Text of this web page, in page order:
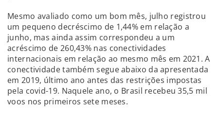
Mesmo avaliado como um bom mês, julho registrou
um pequeno decréscimo de 1,44% em relação a
junho, mas ainda assim correspondeu a um
acréscimo de 260,43% nas conectividades
internacionais em relação ao mesmo mês em 2021. A
conectividade também segue abaixo da apresentada
em 2019, último ano antes das restrições impostas
pela covid-19. Naquele ano, o Brasil recebeu 35,5 mil
voos nos primeiros sete meses.